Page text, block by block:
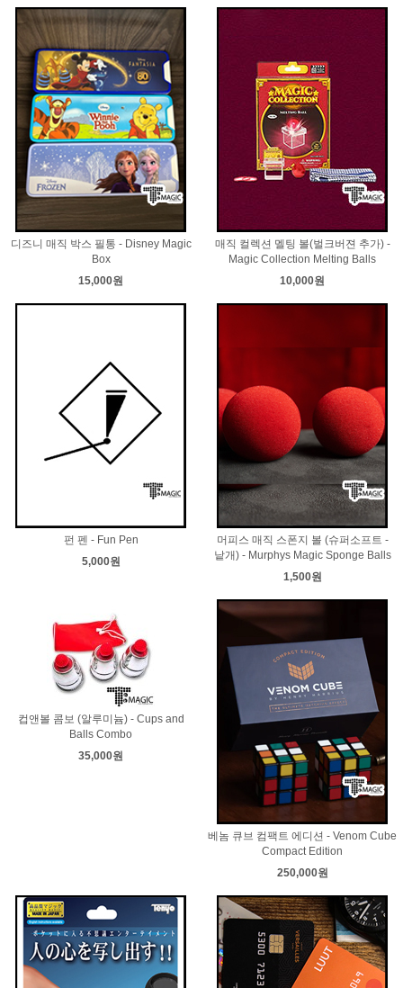
디즈니 매직 박스 필통 - Disney Magic
Box
15,000원
매직 컬렉션 멜팅 볼(벌크버젼 추가) -
Magic Collection Melting Balls
10,000원
펀 펜 - Fun Pen
5,000원
머피스 매직 스폰지 볼 (슈퍼소프트 -
낱개) - Murphys Magic Sponge Balls
1,500원
컵앤볼 콤보 (알루미늄) - Cups and
Balls Combo
35,000원
베놈 큐브 컴팩트 에디션 - Venom Cube
Compact Edition
250,000원